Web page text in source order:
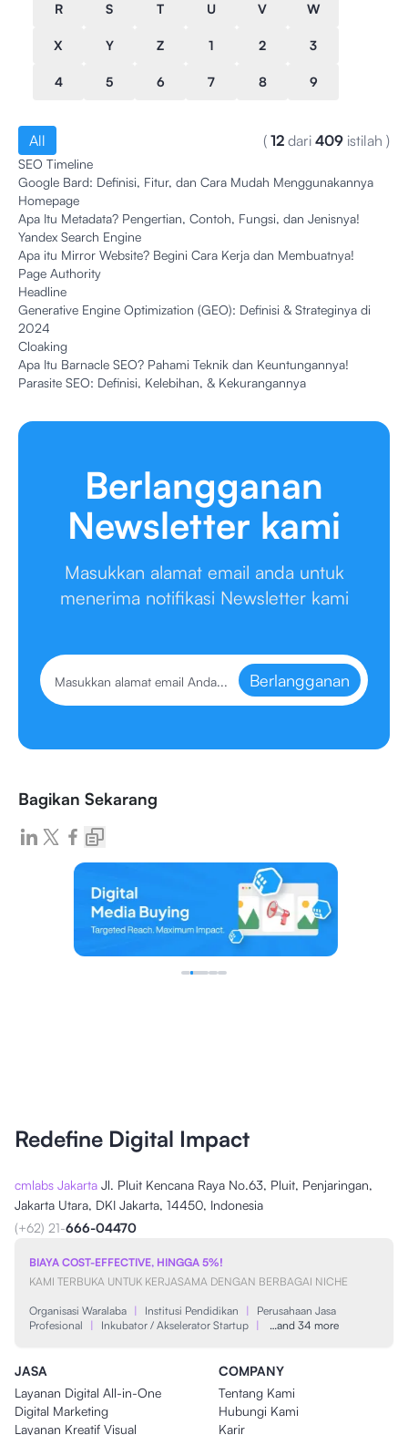
R S T U V W
X Y Z 1 2 3
4 5 6 7 8 9
All ( 12 dari 409 istilah )
SEO Timeline
Google Bard: Definisi, Fitur, dan Cara Mudah Menggunakannya
Homepage
Apa Itu Metadata? Pengertian, Contoh, Fungsi, dan Jenisnya!
Yandex Search Engine
Apa itu Mirror Website? Begini Cara Kerja dan Membuatnya!
Page Authority
Headline
Generative Engine Optimization (GEO): Definisi & Strateginya di
2024
Cloaking
Apa Itu Barnacle SEO? Pahami Teknik dan Keuntungannya!
Parasite SEO: Definisi, Kelebihan, & Kekurangannya
Berlangganan
Newsletter kami
Masukkan alamat email anda untuk
menerima notifikasi Newsletter kami
Berlangganan
Bagikan Sekarang
Redefine Digital Impact
cmlabs Jakarta Jl. Pluit Kencana Raya No.63, Pluit, Penjaringan,
Jakarta Utara, DKI Jakarta, 14450, Indonesia
(+62) 21-666-04470
BIAYA COST-EFFECTIVE, HINGGA 5%!
KAMI TERBUKA UNTUK KERJASAMA DENGAN BERBAGAI NICHE
Organisasi Waralaba | Institusi Pendidikan |
Perusahaan Jasa
Profesional
| Inkubator / Akselerator Startup | …and 34 more
JASA
Layanan Digital All-in-One
Digital Marketing
Layanan Kreatif Visual
COMPANY
Tentang Kami
Hubungi Kami
Karir